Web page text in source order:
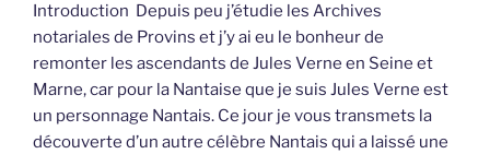
Introduction Depuis peu j’étudie les Archives
notariales de Provins et j’y ai eu le bonheur de
remonter les ascendants de Jules Verne en Seine et
Marne, car pour la Nantaise que je suis Jules Verne est
un personnage Nantais. Ce jour je vous transmets la
découverte d’un autre célèbre Nantais qui a laissé une